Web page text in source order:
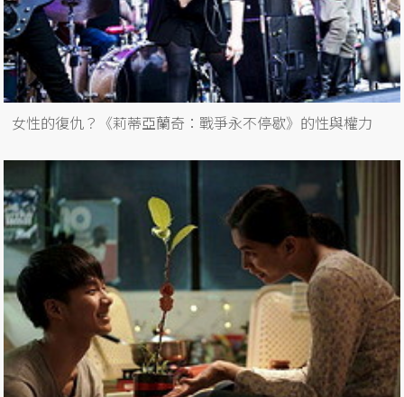
女性的復仇？《莉蒂亞蘭奇：戰爭永不停歇》的性與權力